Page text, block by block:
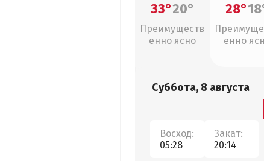
33°20°
Преимуществ
енно ясно
28°
енно
Суббота, 8 августа
Восход:
05:28
Закат:
20:14